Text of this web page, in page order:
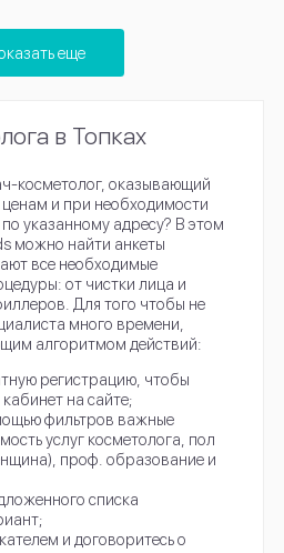
еще
в Топках
косметолог, оказывающий
и при необходимости
указанному адресу? В этом
можно найти анкеты
все необходимые
от чистки лица и
Для того чтобы не
много времени,
алгоритмом действий:
регистрацию, чтобы
на сайте;
фильтров важные
услуг косметолога, пол
проф. образование и
списка
и договоритесь о